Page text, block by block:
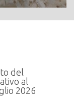
del
al
2026